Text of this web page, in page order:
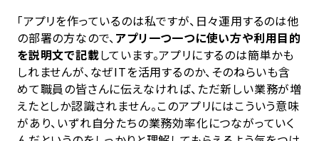
「アプリを作っているのは私ですが、日々運用するのは他
の部署の方なので、アプリ一つ一つに使い方や利用目的
を説明文で記載しています。アプリにするのは簡単かも
しれませんが、なぜITを活用するのか、そのねらいも含
めて職員の皆さんに伝えなければ、ただ新しい業務が増
えたとしか認識されません。このアプリにはこういう意味
があり、いずれ自分たちの業務効率化につながっていく